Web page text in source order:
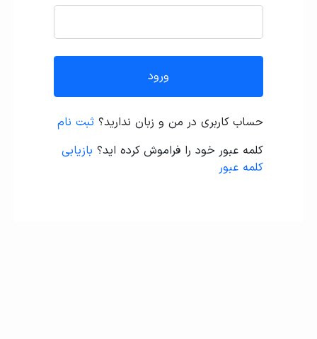
ورود
حساب کاربری در من و زبان ندارید؟ ثبت نام
کلمه عبور خود را فراموش کرده اید؟ بازیابی
کلمه عبور